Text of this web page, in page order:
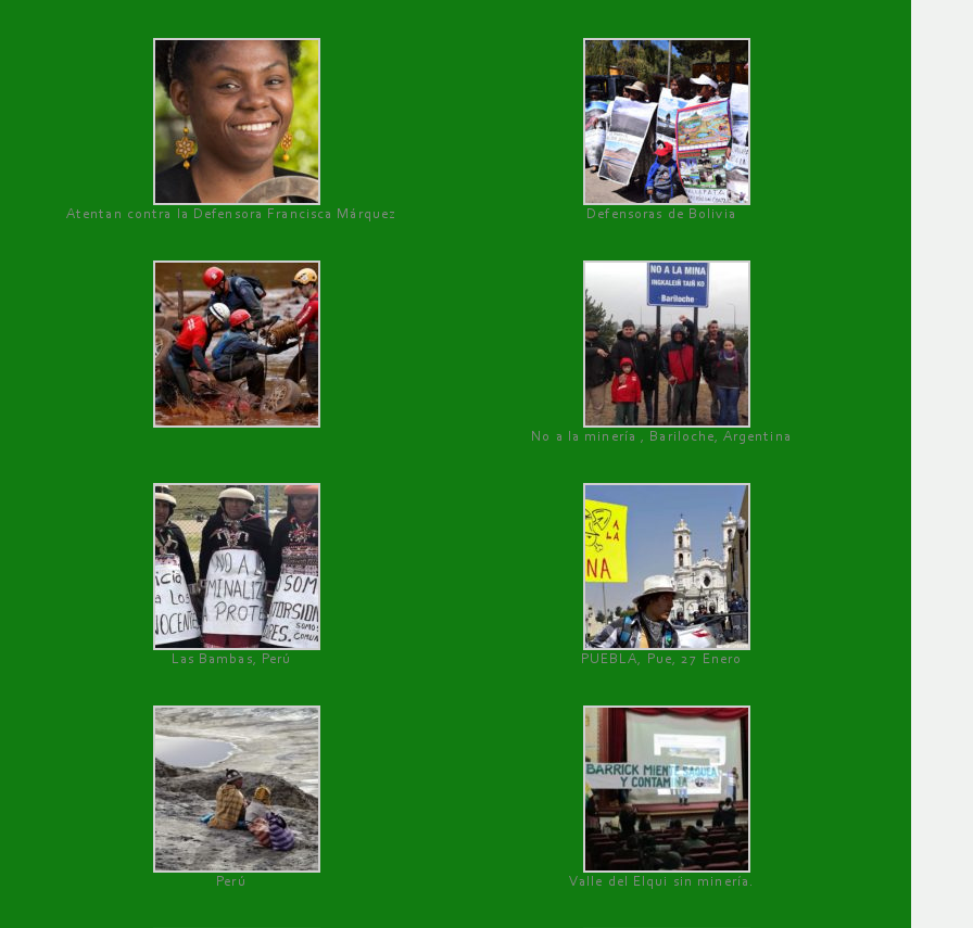
Atentan contra la Defensora Francisca Márquez Defensoras de Bolivia
No a la minería , Bariloche, Argentina
Las Bambas, Perú PUEBLA, Pue, 27 Enero
Perú Valle del Elqui sin minería.